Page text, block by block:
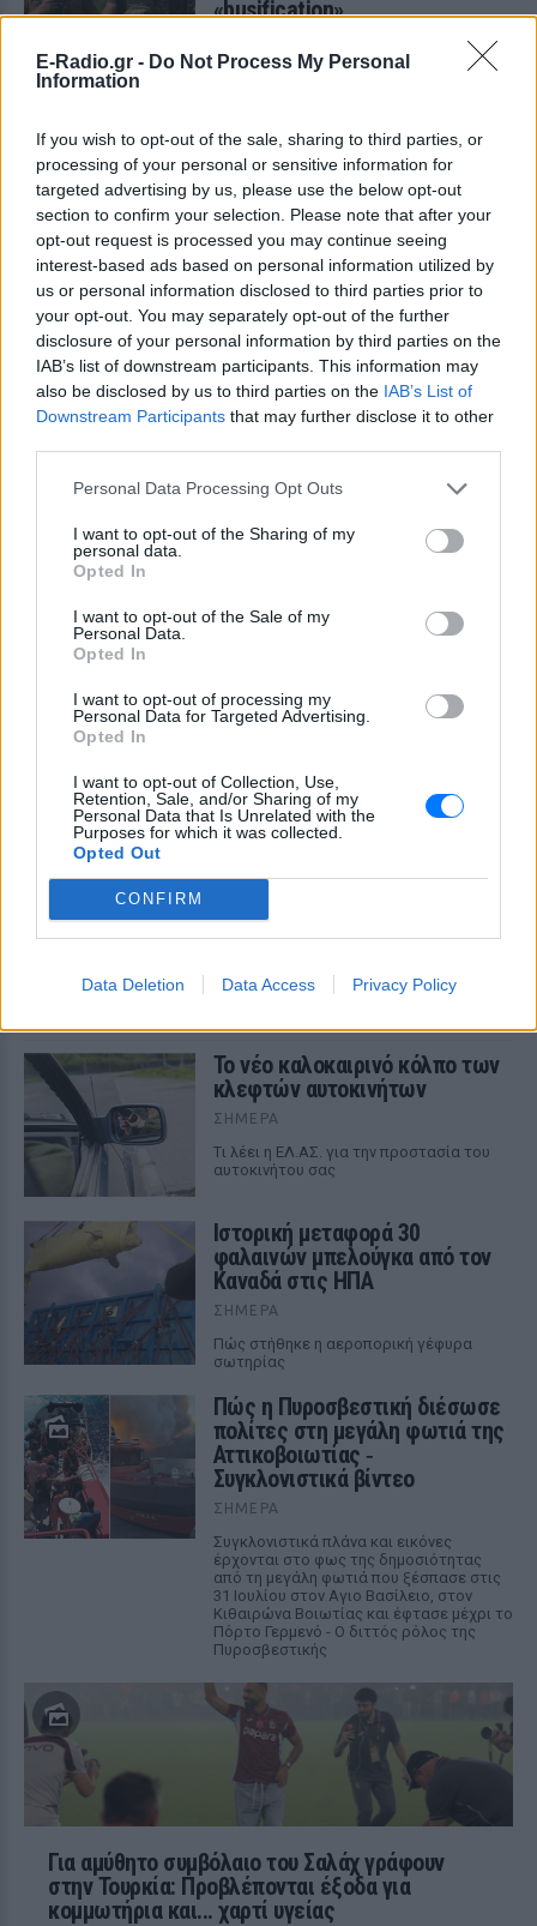
E-Radio.gr - Do Not Process My Personal
Information
If you wish to opt-out of the sale, sharing to third parties, or
processing of your personal or sensitive information for
targeted advertising by us, please use the below opt-out
section to confirm your selection. Please note that after your
opt-out request is processed you may continue seeing
interest-based ads based on personal information utilized by
us or personal information disclosed to third parties prior to
your opt-out. You may separately opt-out of the further
disclosure of your personal information by third parties on the
IAB’s list of downstream participants. This information may
also be disclosed by us to third parties on the IAB’s List of
Downstream Participants that may further disclose it to other
Personal Data Processing Opt Outs
I want to opt-out of the Sharing of my
personal data.
Opted In
I want to opt-out of the Sale of my
Personal Data.
Opted In
I want to opt-out of processing my
Personal Data for Targeted Advertising.
Opted In
I want to opt-out of Collection, Use,
Retention, Sale, and/or Sharing of my
Personal Data that Is Unrelated with the
Purposes for which it was collected.
Opted Out
CONFIRM
Data Deletion Data Access Privacy Policy
«busification»
Βίντεο που φέρεται να δείχνει βίαιη
«busification».
Ουκρανία: Βίντεο σοκ με
19χρονο να οδηγείται με τη βία
για επιστράτευση ‑ Τι είναι το
«busification»
ΣΉΜΕΡΑ
Βίντεο που φέρεται να δείχνει βίαιη
μεταφορά άνδρα για στρατιωτική
επιστράτευση στην Ουκρανία
επαναφέρει τη συζήτηση για το λεγόμενο
«busification».
Βούτηξε ο μπάρμαν για να τον
ΣΉΜΕΡΑ
σύμφωνα με πληροφορίες, κανείς δεν
βρισκόταν κοντά στο παιδί εκείνη την
Καύσιμα «φωτιά»: Η βενζίνη ξεπερνά τα 2
ευρώ το λίτρο παρά την πτώση του αργού
πετρελαίου διεθνώς
στα πρατήρια οι τιμές δεν ακολουθούν
Το νέο καλοκαιρινό κόλπο των
κλεφτών αυτοκινήτων
ΣΉΜΕΡΑ
Tι λέει η ΕΛ.ΑΣ. για την προστασία του
αυτοκινήτου σας
Ιστορική μεταφορά 30
φαλαινών μπελούγκα από τον
Καναδά στις ΗΠΑ
ΣΉΜΕΡΑ
Πώς στήθηκε η αεροπορική γέφυρα
σωτηρίας
Πώς η Πυροσβεστική διέσωσε
πολίτες στη μεγάλη φωτιά της
Αττικοβοιωτίας ‑
Συγκλονιστικά βίντεο
ΣΉΜΕΡΑ
Συγκλονιστικά πλάνα και εικόνες
έρχονται στο φως της δημοσιότητας
από τη μεγάλη φωτιά που ξέσπασε στις
31 Ιουλίου στον Αγιο Βασίλειο, στον
Κιθαιρώνα Βοιωτίας και έφτασε μέχρι το
Πόρτο Γερμενό - Ο διττός ρόλος της
Πυροσβεστικής
Για αμύθητο συμβόλαιο του Σαλάχ γράφουν
στην Τουρκία: Προβλέπονται έξοδα για
κομμωτήρια και... χαρτί υγείας